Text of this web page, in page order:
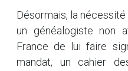
Désormais, la
un généalogiste non
France de lui faire
mandat, un cahier